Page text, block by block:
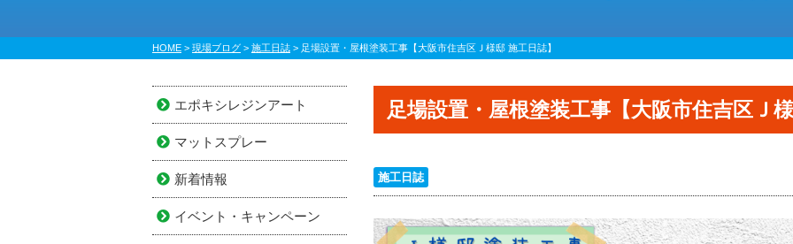
HOME > 現場ブログ > 施工日誌 > 足場設置・屋根塗装工事【大阪市住吉区Ｊ様邸 施工日誌】
足場設置・屋根塗装工事【大阪市住吉区Ｊ
施工日誌
エポキシレジンアート
マットスプレー
新着情報
イベント・キャンペーン